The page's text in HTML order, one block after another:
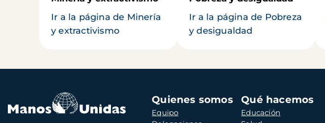
Ir a la página de Minería
y extractivismo
Ir a la página de Pobreza
y desigualdad
Navegación
principal
Quienes somos
Equipo
Qué hacemos
Educación